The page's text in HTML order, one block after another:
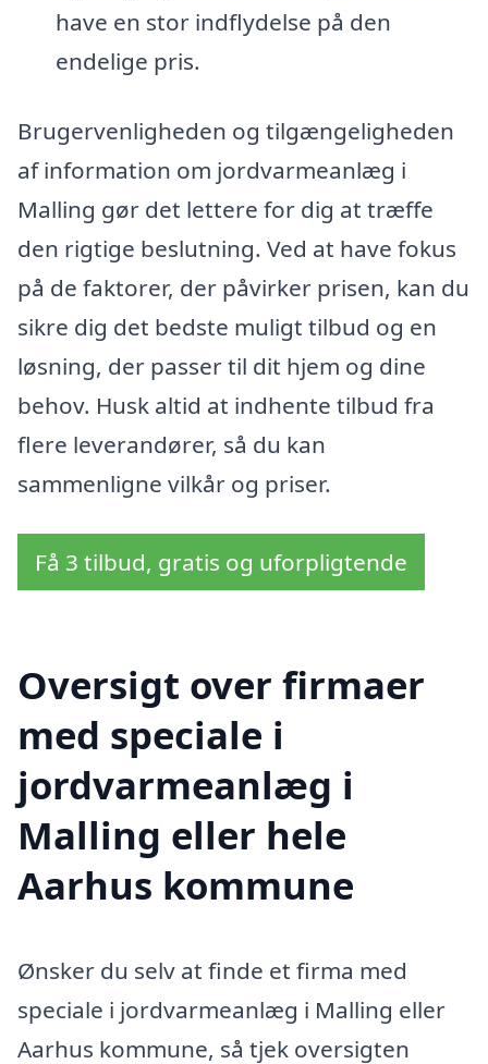
have en stor indflydelse på den
endelige pris.
Brugervenligheden og tilgængeligheden
af information om jordvarmeanlæg i
Malling gør det lettere for dig at træffe
den rigtige beslutning. Ved at have fokus
på de faktorer, der påvirker prisen, kan du
sikre dig det bedste muligt tilbud og en
løsning, der passer til dit hjem og dine
behov. Husk altid at indhente tilbud fra
flere leverandører, så du kan
sammenligne vilkår og priser.
Få 3 tilbud, gratis og uforpligtende
Oversigt over firmaer
med speciale i
jordvarmeanlæg i
Malling eller hele
Aarhus kommune
Ønsker du selv at finde et firma med
speciale i jordvarmeanlæg i Malling eller
Aarhus kommune, så tjek oversigten